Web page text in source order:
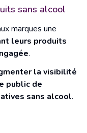
sans alcool
marques une
leurs produits
.
la visibilité
public de
sans alcool.